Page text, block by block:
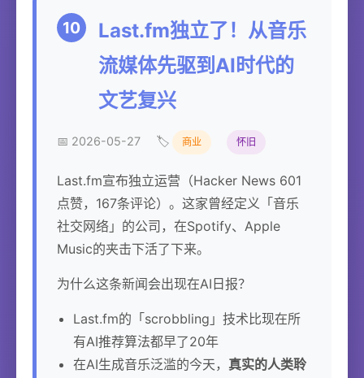
10
Last.fm独立了！从音乐
流媒体先驱到AI时代的
文艺复兴
📅 2026-05-27 🏷️ 商业 怀旧
Last.fm宣布独立运营（Hacker News 601
点赞，167条评论）。这家曾经定义「音乐
社交网络」的公司，在Spotify、Apple
Music的夹击下活了下来。
为什么这条新闻会出现在AI日报？
Last.fm的「scrobbling」技术比现在所
有AI推荐算法都早了20年
在AI生成音乐泛滥的今天， 真实的人类聆